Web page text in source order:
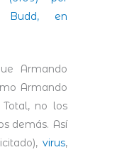
Armando
Armando
no los
demás. Así
virus,